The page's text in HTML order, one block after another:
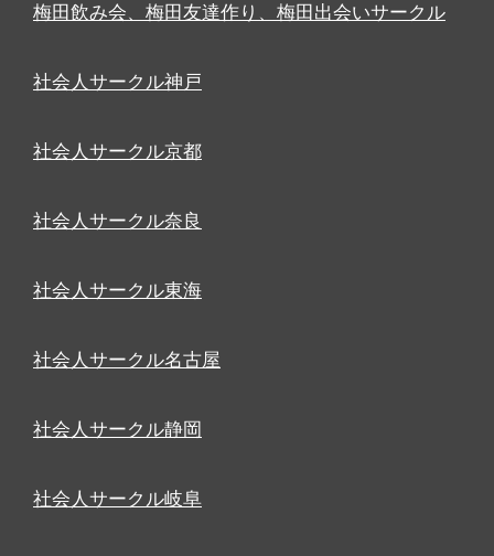
梅田飲み会、梅田友達作り、梅田出会いサークル
社会人サークル神戸
社会人サークル京都
社会人サークル奈良
社会人サークル東海
社会人サークル名古屋
社会人サークル静岡
社会人サークル岐阜